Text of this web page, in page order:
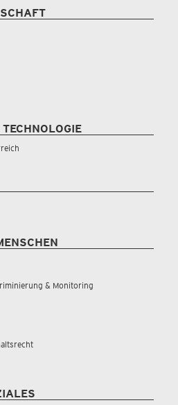
& Monitoring